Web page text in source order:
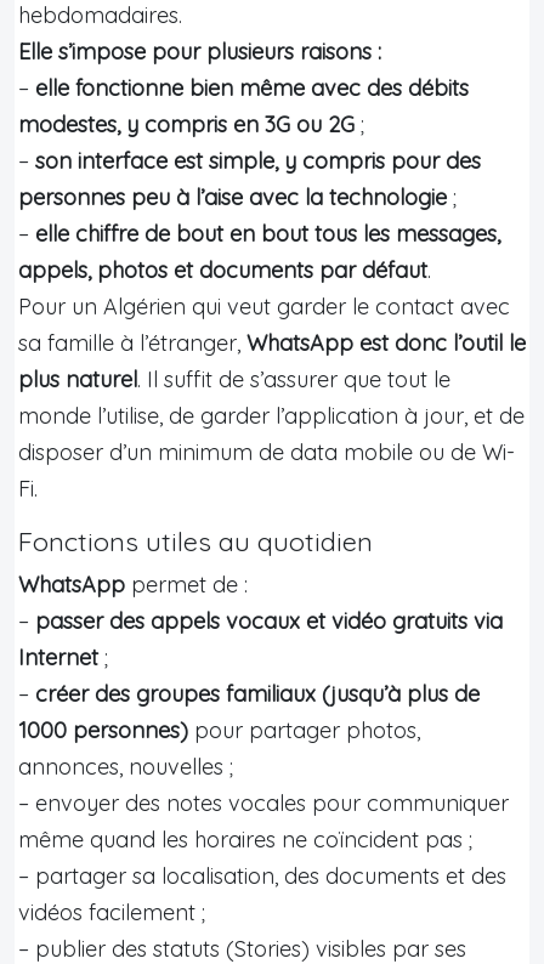
hebdomadaires.
Elle s’impose pour plusieurs raisons :
– elle fonctionne bien même avec des débits
modestes, y compris en 3G ou 2G ;
– son interface est simple, y compris pour des
personnes peu à l’aise avec la technologie ;
– elle chiffre de bout en bout tous les messages,
appels, photos et documents par défaut.
Pour un Algérien qui veut garder le contact avec
sa famille à l’étranger, WhatsApp est donc l’outil le
plus naturel. Il suffit de s’assurer que tout le
monde l’utilise, de garder l’application à jour, et de
disposer d’un minimum de data mobile ou de Wi-
Fi.
Fonctions utiles au quotidien
WhatsApp permet de :
– passer des appels vocaux et vidéo gratuits via
Internet;
– créer des groupes familiaux (jusqu’à plus de
1000 personnes) pour partager photos,
annonces, nouvelles ;
– envoyer des notes vocales pour communiquer
même quand les horaires ne coïncident pas ;
– partager sa localisation, des documents et des
vidéos facilement ;
– publier des statuts (Stories) visibles par ses